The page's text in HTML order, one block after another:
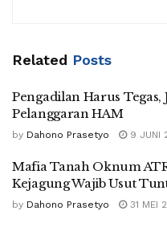
Related Posts
Pengadilan Harus
Pelanggaran HAM
by Dahono Prasetyo 9 JUNI
Mafia Tanah Oknum
Kejagung Wajib Usut
by Dahono Prasetyo 31 MEI